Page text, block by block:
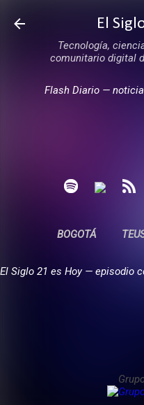
Ir al
El
Tecnología,
comunitario digital
Flash Diario —
BOGOTÁ
El Siglo 21 es Hoy — episodio